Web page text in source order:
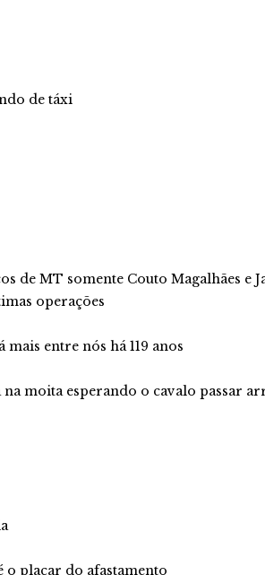
de táxi
de MT somente Couto Magalhães e
operações
entre nós há 119 anos
na moita esperando o cavalo passar
o placar do afastamento